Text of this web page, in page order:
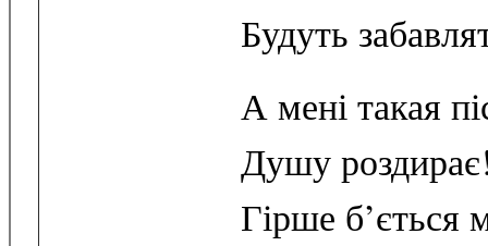
Будуть
А мені такая
Душу
Гірше б’ється